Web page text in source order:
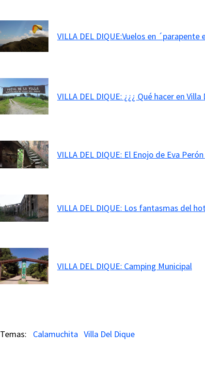
VILLA DEL DIQUE:Vuelos en ´parapente
VILLA DEL DIQUE: ¿¿¿ Qué hacer en Villa
VILLA DEL DIQUE: El Enojo de Eva
VILLA DEL DIQUE: Los fantasmas del
VILLA DEL DIQUE: Camping Municipal
Calamuchita Villa Del Dique